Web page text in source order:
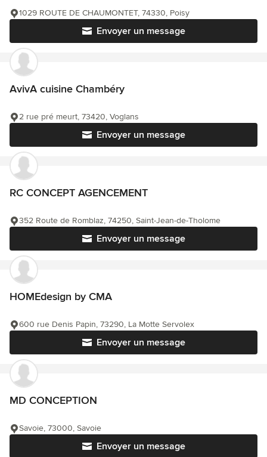
Envoyer un message
1029 ROUTE DE CHAUMONTET, 74330, Poisy
AvivA cuisine Chambéry
Envoyer un message
2 rue pré meurt, 73420, Voglans
RC CONCEPT AGENCEMENT
Envoyer un message
352 Route de Romblaz, 74250, Saint-Jean-de-Tholome
HOMEdesign by CMA
Envoyer un message
600 rue Denis Papin, 73290, La Motte Servolex
MD CONCEPTION
Envoyer un message
Savoie, 73000, Savoie